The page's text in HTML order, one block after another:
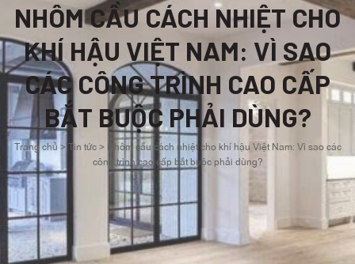
NHÔM CẦU CÁCH NHIỆT CHO
KHÍ HẬU VIỆT NAM: VÌ SAO
CÁC CÔNG TRÌNH CAO CẤP
BẮT BUỘC PHẢI DÙNG?
Trang chủ > Tin tức> Nhôm cầu cách nhiệt cho khí hậu Việt Nam: Vì sao các
công trình cao cấp bắt buộc phải dùng?